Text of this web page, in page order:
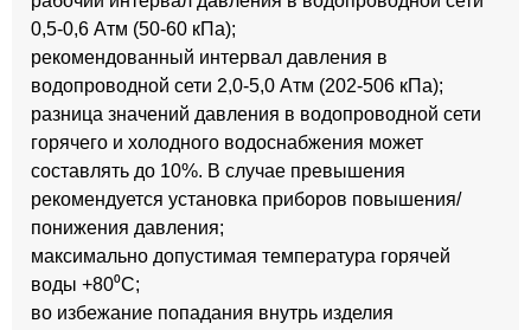
0,5-0,6 Атм (50-60 кПа);
рекомендованный интервал давления в
водопроводной сети 2,0-5,0 Атм (202-506 кПа);
разница значений давления в водопроводной сети
горячего и холодного водоснабжения может
составлять до 10%. В случае превышения
рекомендуется установка приборов повышения/
понижения давления;
максимально допустимая температура горячей
воды +80⁰С;
во избежание попадания внутрь изделия